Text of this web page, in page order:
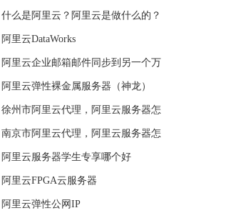
什么是阿里云？阿里云是做什么的？
阿里云DataWorks
阿里云企业邮箱邮件同步到另一个万
阿里云弹性裸金属服务器（神龙）
徐州市阿里云代理，阿里云服务器怎
南京市阿里云代理，阿里云服务器怎
阿里云服务器学生专享哪个好
阿里云FPGA云服务器
阿里云弹性公网IP